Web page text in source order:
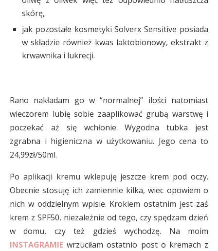
skórę,
jak pozostałe kosmetyki Solverx Sensitive posiada
w składzie również kwas laktobionowy, ekstrakt z
krwawnika i lukrecji.
Rano nakładam go w “normalnej” ilości natomiast
wieczorem lubię sobie zaaplikować grubą warstwę i
poczekać aż się wchłonie. Wygodna tubka jest
zgrabna i higieniczna w użytkowaniu. Jego cena to
24,99zł/50ml.
Po aplikacji kremu wklepuję jeszcze krem pod oczy.
Obecnie stosuję ich zamiennie kilka, wiec opowiem o
nich w oddzielnym wpisie. Krokiem ostatnim jest zaś
krem z SPF50, niezależnie od tego, czy spędzam dzień
w domu, czy też gdzieś wychodzę. Na moim
INSTAGRAMIE wrzuciłam ostatnio post o kremach z